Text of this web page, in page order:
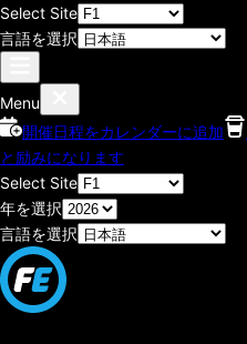
Select Site
言語を選択
Menu
開催日程をカレンダーに追加
と励みになります
Select Site
年を選択
言語を選択